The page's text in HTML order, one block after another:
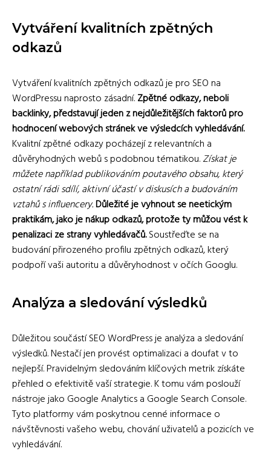
Vytváření kvalitních zpětných
odkazů
Vytváření kvalitních zpětných odkazů je pro SEO na
WordPressu naprosto zásadní.Zpětné odkazy, neboli
backlinky, představují jeden z nejdůležitějších faktorů pro
hodnocení webových stránek ve výsledcích vyhledávání.
Kvalitní zpětné odkazy pocházejí z relevantních a
důvěryhodných webů s podobnou tématikou.Získat je
můžete například publikováním poutavého obsahu, který
ostatní rádi sdílí, aktivní účastí v diskusích a budováním
vztahů s influencery.Důležité je vyhnout se neetickým
praktikám, jako je nákup odkazů, protože ty můžou vést k
penalizaci ze strany vyhledávačů.Soustřeďte se na
budování přirozeného profilu zpětných odkazů, který
podpoří vaši autoritu a důvěryhodnost v očích Googlu.
Analýza a sledování výsledků
Důležitou součástí SEO WordPress je analýza a sledování
výsledků. Nestačí jen provést optimalizaci a doufat v to
nejlepší. Pravidelným sledováním klíčových metrik získáte
přehled o efektivitě vaší strategie. K tomu vám poslouží
nástroje jako Google Analytics a Google Search Console.
Tyto platformy vám poskytnou cenné informace o
návštěvnosti vašeho webu, chování uživatelů a pozicích ve
vyhledávání.